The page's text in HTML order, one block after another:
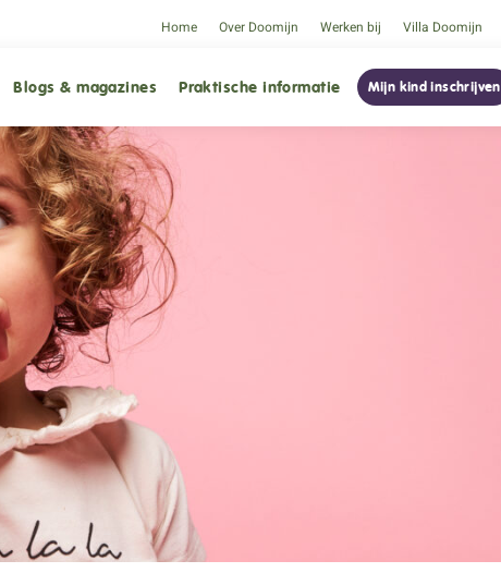
Home Over Doomijn Werken bij Villa Doomijn
Blogs & magazines Praktische informatie Mijn kind inschrijven